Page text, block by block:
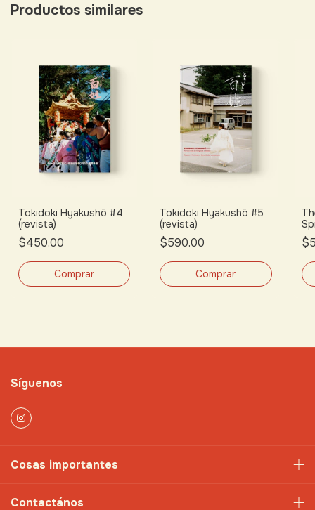
Productos similares
Tokidoki Hyakushō #4
(revista)
$450.00
Tokidoki Hyakushō #5
(revista)
$590.00
Síguenos
Cosas importantes
Contactános